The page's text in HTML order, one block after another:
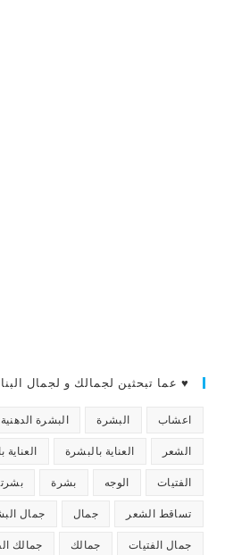
♥ عما تبحثين لجمالك و لجمال
اعشاب البشرة البشرة الدهنية
الشعر العناية بالبشرة العناية
الفتيات الوجه بشرة
تساقط الشعر جمال جمال
جمال الفتيات جمالك جمالك